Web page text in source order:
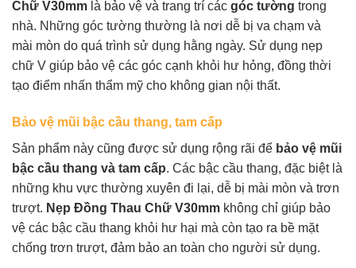
Chữ V30mm là bảo vệ và trang trí các góc tường trong
nhà. Những góc tường thường là nơi dễ bị va chạm và
mài mòn do quá trình sử dụng hằng ngày. Sử dụng nẹp
chữ V giúp bảo vệ các góc cạnh khỏi hư hỏng, đồng thời
tạo điểm nhấn thẩm mỹ cho không gian nội thất.
Bảo vệ mũi bậc cầu thang, tam cấp
Sản phẩm này cũng được sử dụng rộng rãi để bảo vệ mũi
bậc cầu thang và tam cấp. Các bậc cầu thang, đặc biệt là
những khu vực thường xuyên đi lại, dễ bị mài mòn và trơn
trượt. Nẹp Đồng Thau Chữ V30mm không chỉ giúp bảo
vệ các bậc cầu thang khỏi hư hại mà còn tạo ra bề mặt
chống trơn trượt, đảm bảo an toàn cho người sử dụng.